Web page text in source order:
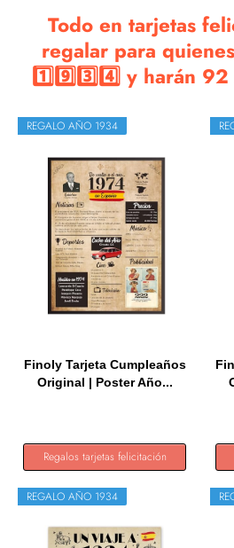
Todo en tarjetas
regalar para
1️⃣9️⃣3️⃣4️⃣ y harán
REGALO AÑO 1934
Finoly Tarjeta Cumpleaños
Original | Poster Año...
Regalos tarjetas felicitación
REGALO AÑO 1934